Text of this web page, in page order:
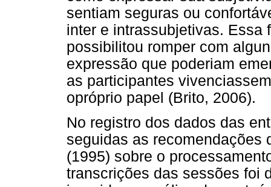
sentiam seguras ou
inter e intrassubjetivas. Essa
possibilitou romper com
expressão que poderiam
as participantes
opróprio papel (Brito, 2006).
No registro dos dados das
seguidas as recomendações
(1995) sobre o
transcrições das sessões foi